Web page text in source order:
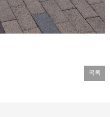
목록